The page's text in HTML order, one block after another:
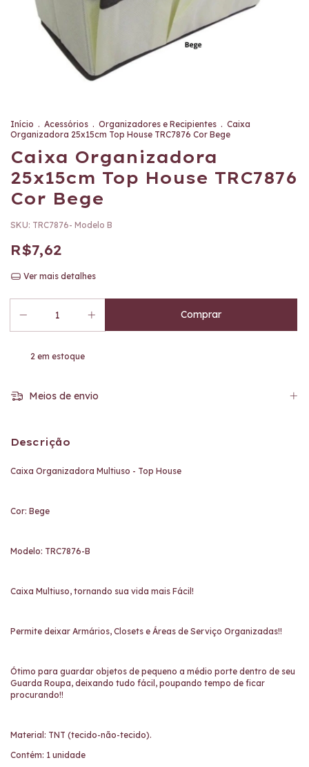
Início . Acessórios . Organizadores e Recipientes . Caixa
Organizadora 25x15cm Top House TRC7876 Cor Bege
Caixa Organizadora
25x15cm Top House TRC7876
Cor Bege
SKU: TRC7876- Modelo B
R$7,62
Ver mais detalhes
2 em estoque
Meios de envio
Descrição
Caixa Organizadora Multiuso - Top House
Cor: Bege
Modelo: TRC7876-B
Caixa Multiuso, tornando sua vida mais Fácil!
Permite deixar Armários, Closets e Áreas de Serviço Organizadas!!
Ótimo para guardar objetos de pequeno a médio porte dentro de seu
Guarda Roupa, deixando tudo fácil, poupando tempo de ficar
procurando!!
Material: TNT (tecido-não-tecido).
Contém: 1 unidade